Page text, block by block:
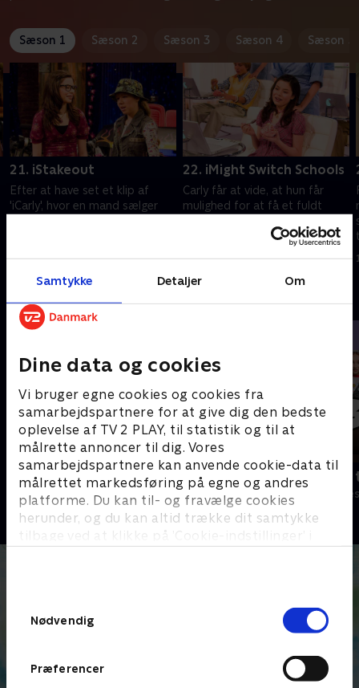
Samtykke Detaljer Om
Dine data og cookies
Vi bruger egne cookies og cookies fra
samarbejdspartnere for at give dig den bedste
oplevelse af TV 2 PLAY, til statistik og til at
målrette annoncer til dig. Vores
samarbejdspartnere kan anvende cookie-data til
målrettet markedsføring på egne og andres
platforme. Du kan til- og fravælge cookies
herunder, og du kan altid trække dit samtykke
tilbage ved at klikke på ’Cookie-indstillinger’ i
Nødvendig
Præferencer
Sæson 1 Sæson 2 Sæson 3 Sæson 4 Sæson 5
21. iStakeout
Efter at have set et klip af
'iCarly', hvor en mand sælger
1. juli 2021 • 22 min
22. iMight Switch Schools
Carly får at vide, at hun får
mulighed for at få et fuldt
eliteskole på grund af
netshowet. Skolen er
1. juli 2021 • 22 min
Andre så også
Robssons (dansk tale)
Komedie • 1 sæsoner
Bert (dansk
Komedie • 1